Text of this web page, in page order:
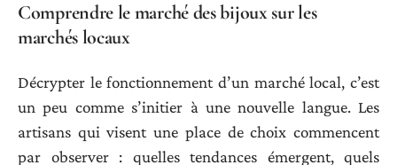
Comprendre le marché des bijoux sur les
marchés locaux
Décrypter le fonctionnement d’un marché local, c’est
un peu comme s’initier à une nouvelle langue. Les
artisans qui visent une place de choix commencent
par observer : quelles tendances émergent, quels